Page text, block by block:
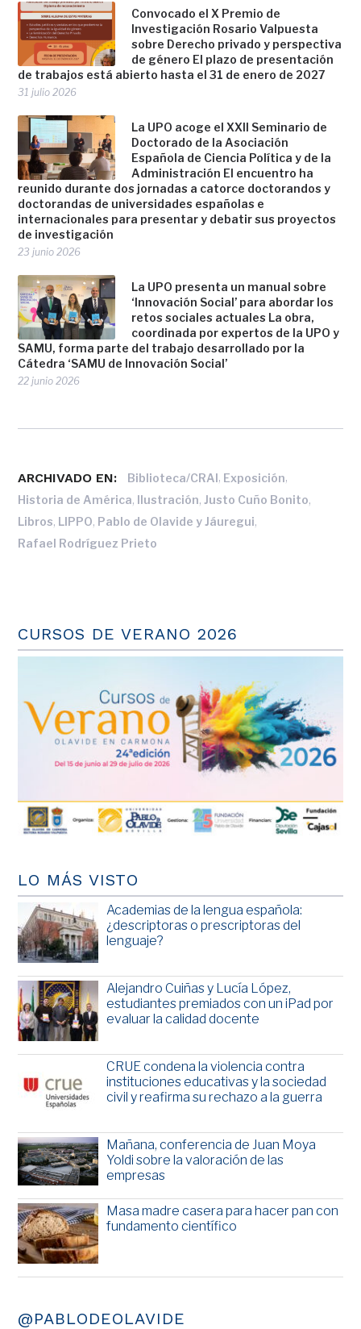
Convocado el X Premio de
Investigación Rosario Valpuesta
sobre Derecho privado y perspectiva
de género El plazo de presentación
de trabajos está abierto hasta el 31 de enero de 2027
31 julio 2026
La UPO acoge el XXII Seminario de
Doctorado de la Asociación
Española de Ciencia Política y de la
Administración El encuentro ha
reunido durante dos jornadas a catorce doctorandos y
doctorandas de universidades españolas e
internacionales para presentar y debatir sus proyectos
de investigación
23 junio 2026
La UPO presenta un manual sobre
‘Innovación Social’ para abordar los
retos sociales actuales La obra,
coordinada por expertos de la UPO y
SAMU, forma parte del trabajo desarrollado por la
Cátedra ‘SAMU de Innovación Social’
22 junio 2026
ARCHIVADO EN: Biblioteca/CRAI, Exposición,
Historia de América, Ilustración,Justo Cuño Bonito,
Libros, LIPPO, Pablo de Olavide y Jáuregui,
Rafael Rodríguez Prieto
CURSOS DE VERANO 2026
LO MÁS VISTO
Academias de la lengua española:
¿descriptoras o prescriptoras del
lenguaje?
Alejandro Cuiñas y Lucía López,
estudiantes premiados con un iPad por
evaluar la calidad docente
CRUE condena la violencia contra
instituciones educativas y la sociedad
civil y reafirma su rechazo a la guerra
Mañana, conferencia de Juan Moya
Yoldi sobre la valoración de las
empresas
Masa madre casera para hacer pan con
fundamento científico
@PABLODEOLAVIDE